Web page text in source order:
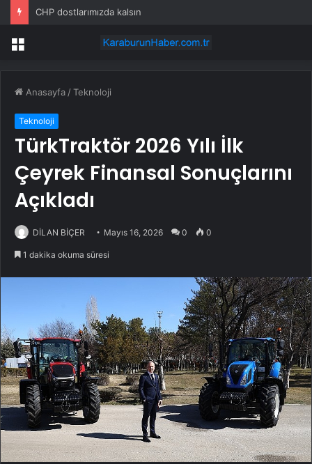
CHP dostlarımızda kalsın
Menü
Anasayfa /Teknoloji
Teknoloji
TürkTraktör 2026 Yılı İlk
Çeyrek Finansal Sonuçlarını
Açıkladı
DİLAN BİÇER Mayıs 16, 2026 0 0
1 dakika okuma süresi